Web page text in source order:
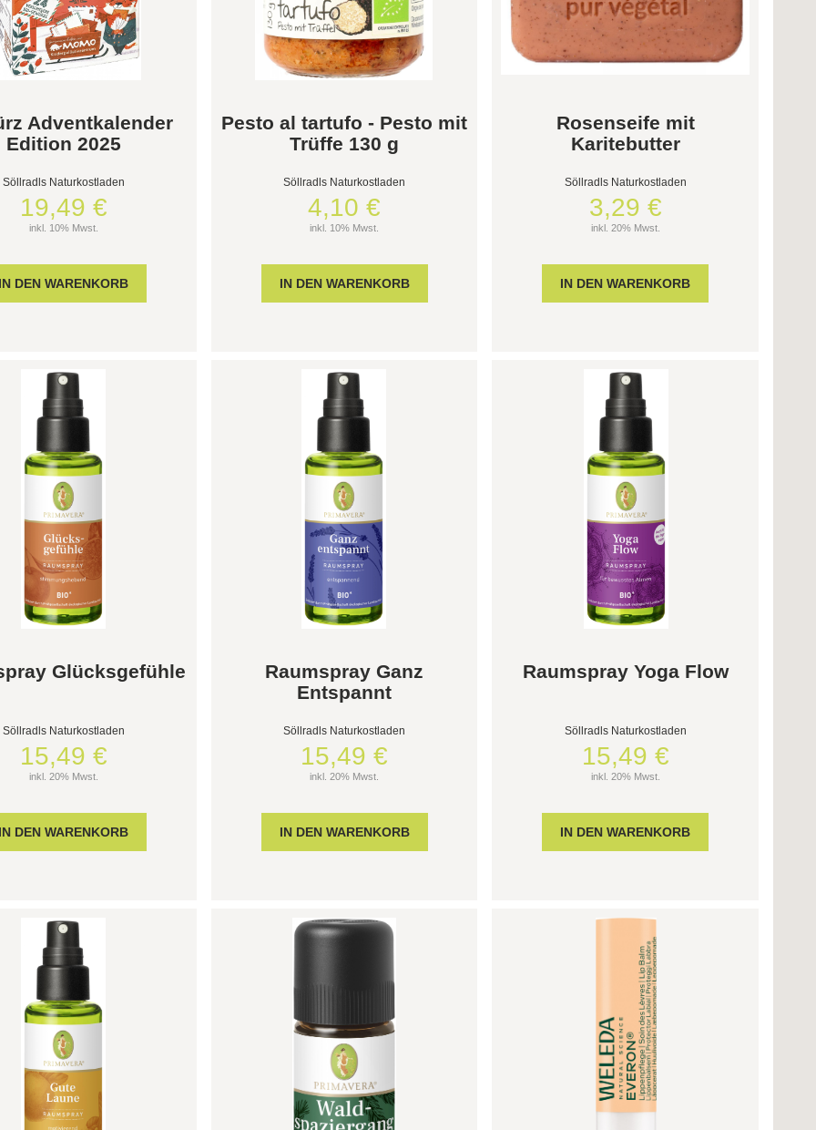
Adventkalender
Edition 2025
Söllradls Naturkostladen
19,49 €
inkl. 10% Mwst.
Pesto al tartufo - Pesto mit
Trüffe 130 g
Söllradls Naturkostladen
4,10 €
inkl. 10% Mwst.
Rosenseife mit
Karitebutter
Söllradls Naturkostladen
3,29 €
inkl. 20% Mwst.
Glücksgefühle
Söllradls Naturkostladen
15,49 €
inkl. 20% Mwst.
Raumspray Ganz
Entspannt
Söllradls Naturkostladen
15,49 €
inkl. 20% Mwst.
Raumspray Yoga Flow
Söllradls Naturkostladen
15,49 €
inkl. 20% Mwst.